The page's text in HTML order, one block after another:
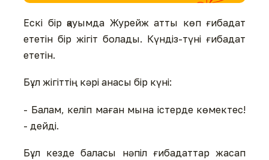
Ескі бір қауымда Журейж атты көп ғибадат
ететін бір жігіт болады. Күндіз-түні ғибадат
ететін.
Бұл жігіттің кәрі анасы бір күні:
- Балам, келіп маған мына істерде көмектес!
- дейді.
Бұл кезде баласы нәпіл ғибадаттар жасап